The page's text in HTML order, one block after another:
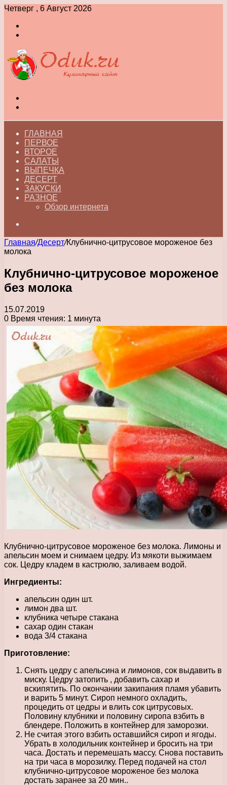
Четверг , 6 Август 2026
ГЛАВНАЯ
ПЕРВОЕ
ВТОРОЕ
САЛАТЫ
ВЫПЕЧКА
ДЕСЕРТ
ЗАКУСКИ
РАЗНОЕ
Обзор интернета
Главная/Десерт/Клубнично-цитрусовое мороженое без
молока
Клубнично-цитрусовое мороженое
без молока
15.07.2019
0 Время чтения: 1 минута
Клубнично-цитрусовое мороженое без молока. Лимоны и
апельсин моем и снимаем цедру. Из мякоти выжимаем
сок. Цедру кладем в кастрюлю, заливаем водой.
Ингредиенты:
апельсин один шт.
лимон два шт.
клубника четыре стакана
сахар один стакан
вода 3/4 стакана
Приготовление:
Снять цедру с апельсина и лимонов, сок выдавить в
миску. Цедру затопить , добавить сахар и
вскипятить. По окончании закипания пламя убавить
и варить 5 минут. Сироп немного охладить,
процедить от цедры и влить сок цитрусовых.
Половину клубники и половину сиропа взбить в
блендере. Положить в контейнер для заморозки.
Не считая этого взбить оставшийся сироп и ягоды.
Убрать в холодильник контейнер и бросить на три
часа. Достать и перемешать массу. Снова поставить
на три часа в морозилку. Перед подачей на стол
клубнично-цитрусовое мороженое без молока
достать заранее за 20 мин..